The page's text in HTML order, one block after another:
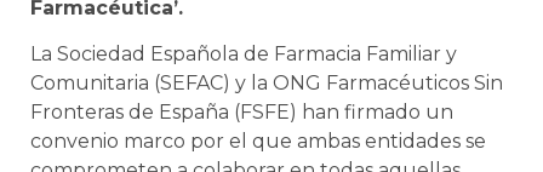
Farmacéutica’.
La Sociedad Española de Farmacia Familiar y
Comunitaria (SEFAC) y la ONG Farmacéuticos Sin
Fronteras de España (FSFE) han firmado un
convenio marco por el que ambas entidades se